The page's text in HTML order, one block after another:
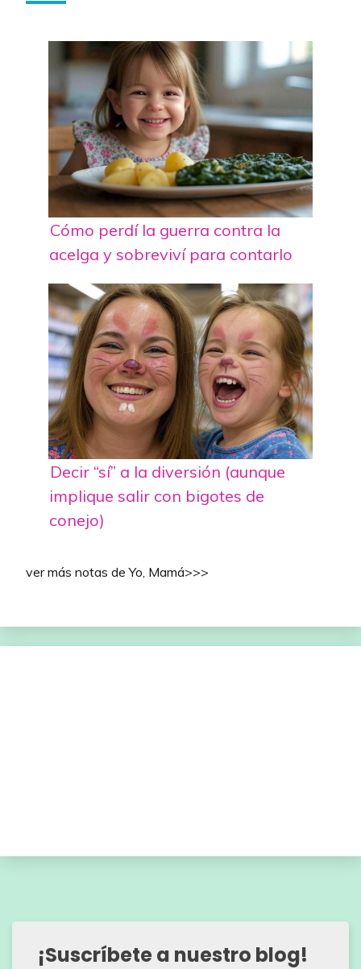
Cómo perdí la guerra contra la
acelga y sobreviví para contarlo
Decir “sí” a la diversión (aunque
implique salir con bigotes de
conejo)
ver más notas de Yo, Mamá>>>
¡Suscríbete a nuestro blog!